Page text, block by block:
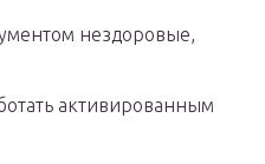
нездоровые,
активированным